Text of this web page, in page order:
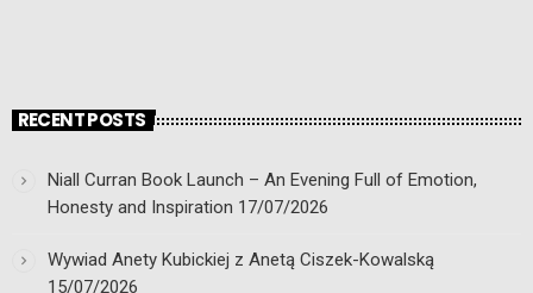
RECENT POSTS
Niall Curran Book Launch – An Evening Full of Emotion,
Honesty and Inspiration 17/07/2026
Wywiad Anety Kubickiej z Anetą Ciszek-Kowalską
15/07/2026